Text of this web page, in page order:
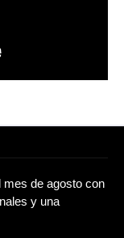
mes de agosto con
y una